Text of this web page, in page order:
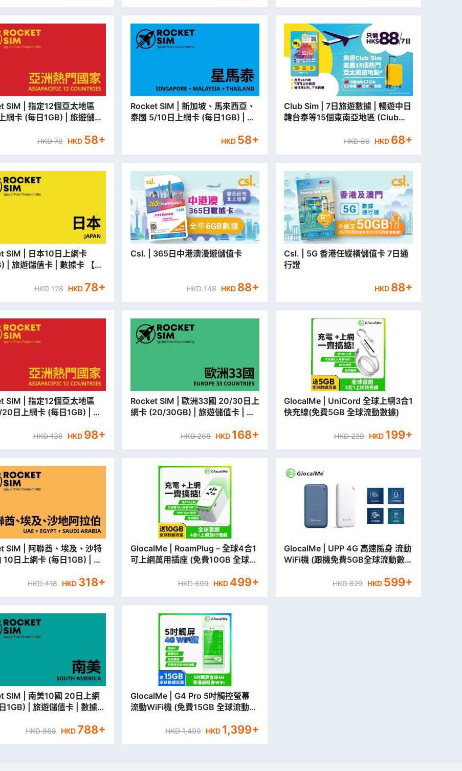
個亞太地區
網卡 (每日1GB) | 旅遊儲值
HKD78 HKD 58+
Rocket SIM | 新加坡、馬來西亞、
泰國 5/10日上網卡 (每日1GB) | 旅
HKD 58+
Club Sim | 7日旅遊數據 | 暢遊中日
韓台泰等15個東南亞地區 (Club
HKD88 HKD 68+
10日上網卡
| 旅遊儲值卡 | 數據卡 【永
HKD128 HKD 78+
Csl. | 365日中港澳漫遊儲值卡
HKD148 HKD 88+
Csl. | 5G 香港任縱橫儲值卡 7日通
行證
HKD 88+
個亞太地區
日上網卡 (每日1GB) | 旅
郵寄出】HKD138 HKD 98+
Rocket SIM | 歐洲33國 20/30日上
網卡 (20/30GB) | 旅遊儲值卡 | 數
HKD268 HKD 168+
GlocalMe | UniCord 全球上網3合1
快充線(免費5GB 全球流動數據)
HKD239 HKD 199+
、埃及、沙特
10日上網卡 (每日1GB) | 旅
郵寄出】HKD418 HKD 318+
GlocalMe | RoamPlug – 全球4合1
可上網萬用插座 (免費10GB 全球流
HKD699 HKD 499+
GlocalMe | UPP 4G 高速隨身 流動
WiFi機 (跟機免費5GB全球流動數
HKD629 HKD 599+
國 20日上網
1GB) | 旅遊儲值卡 | 數據卡
HKD888 HKD 788+
GlocalMe | G4 Pro 5吋觸控螢幕
流動WiFi機 (免費15GB 全球流動數
HKD1,499 HKD 1,399+